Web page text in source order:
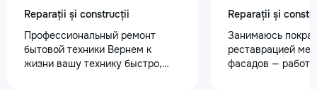
Reparații și construcții
Профессиональный ремонт
бытовой техники Вернем к
жизни вашу технику быстро,
Reparații și
Занимаюсь
реставрацией
фасадов —